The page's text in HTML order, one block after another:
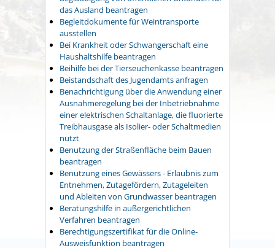
das Ausland beantragen
Begleitdokumente für Weintransporte
ausstellen
Bei Krankheit oder Schwangerschaft eine
Haushaltshilfe beantragen
Beihilfe bei der Tierseuchenkasse beantragen
Beistandschaft des Jugendamts anfragen
Benachrichtigung über die Anwendung einer
Ausnahmeregelung bei der Inbetriebnahme
einer elektrischen Schaltanlage, die fluorierte
Treibhausgase als Isolier- oder Schaltmedien
nutzt
Benutzung der Straßenfläche beim Bauen
beantragen
Benutzung eines Gewässers - Erlaubnis zum
Entnehmen, Zutagefördern, Zutageleiten
und Ableiten von Grundwasser beantragen
Beratungshilfe in außergerichtlichen
Verfahren beantragen
Berechtigungszertifikat für die Online-
Ausweisfunktion beantragen